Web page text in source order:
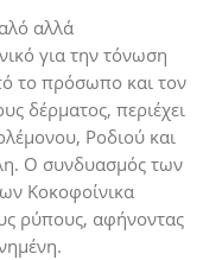
αλλά
για την τόνωση
το πρόσωπο και τον
δέρματος, περιέχει
Ροδιού και
Ο συνδυασμός των
Κοκοφοίνικα
ρύπους, αφήνοντας